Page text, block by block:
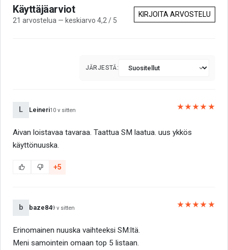
Käyttäjäarviot
21 arvostelua — keskiarvo 4,2 / 5
KIRJOITA ARVOSTELU
JÄRJESTÄ:
L Leineri10 v sitten ★★★★★
Aivan loistavaa tavaraa. Taattua SM laatua. uus ykkös
käyttönuuska.
+5
b baze849 v sitten ★★★★★
Erinomainen nuuska vaihteeksi SM:ltä.
Meni samointein omaan top 5 listaan.